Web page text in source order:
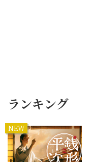
ランキング
NEW